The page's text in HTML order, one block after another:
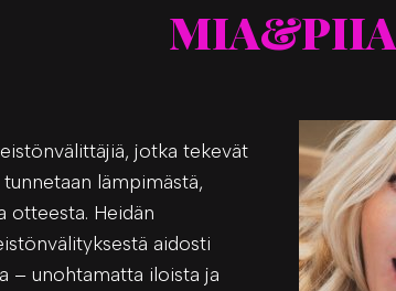
MIA&PIIA
jotka tekevät
lämpimästä,
otteesta. Heidän
aidosti
– unohtamatta iloista ja